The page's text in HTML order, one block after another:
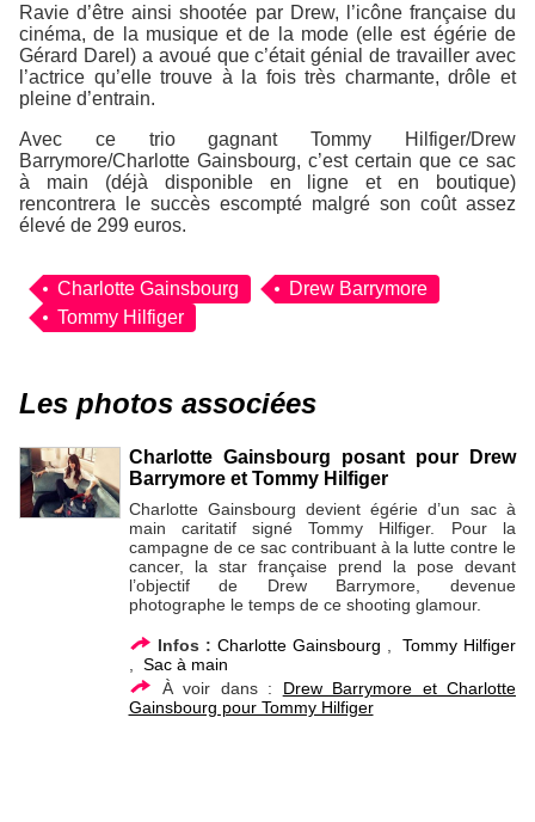
Ravie d’être ainsi shootée par Drew, l’icône française du
cinéma, de la musique et de la mode (elle est égérie de
Gérard Darel) a avoué que c’était génial de travailler avec
l’actrice qu’elle trouve à la fois très charmante, drôle et
pleine d’entrain.
Avec ce trio gagnant Tommy Hilfiger/Drew
Barrymore/Charlotte Gainsbourg, c’est certain que ce sac
à main (déjà disponible en ligne et en boutique)
rencontrera le succès escompté malgré son coût assez
élevé de 299 euros.
Charlotte Gainsbourg
Drew Barrymore
Tommy Hilfiger
Les photos associées
Charlotte Gainsbourg posant pour Drew
Barrymore et Tommy Hilfiger
Charlotte Gainsbourg devient égérie d’un sac à
main caritatif signé Tommy Hilfiger. Pour la
campagne de ce sac contribuant à la lutte contre le
cancer, la star française prend la pose devant
l’objectif de Drew Barrymore, devenue
photographe le temps de ce shooting glamour.
Infos : Charlotte Gainsbourg ,Tommy Hilfiger
Sac à main
À voir dans : Drew Barrymore et Charlotte
Gainsbourg pour Tommy Hilfiger